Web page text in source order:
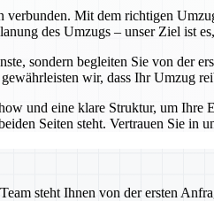
Mit dem richtigen
des Umzugs – unser Ziel ist
sondern begleiten Sie von der
wir, dass Ihr Umzug
und eine klare Struktur, um
Seiten steht. Vertrauen Sie in
steht Ihnen von der ersten